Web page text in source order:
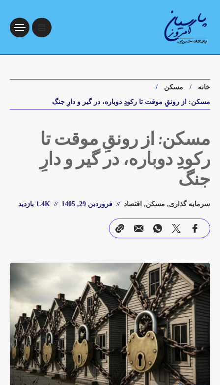
خانه
مسکن
مسکن: از رونقِ موقت تا رکودِ دوباره، در گیر و دارِ جنگ
مسکن: از رونقِ موقت تا
رکودِ دوباره، در گیر و دارِ
جنگ
سرمایه گذاری, مسکن, اقتصاد فروردین 29, 1405 1.4K بازدید